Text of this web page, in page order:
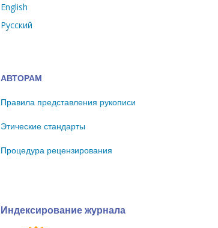
English
Русский
АВТОРАМ
Правила представления рукописи
Этические стандарты
Процедура рецензирования
Индексирование журнала